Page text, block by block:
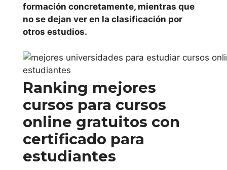
estudiar curso de
cursos gratuitos
para estudiantes
estudiar curso de
cursos gratuitos
con certificado
para estudiantes
online en Jaén
formación concretamente, mientras que
no se dejan ver en la clasificación por
otros estudios.
Ranking mejores
cursos para cursos
online gratuitos con
certificado para
estudiantes